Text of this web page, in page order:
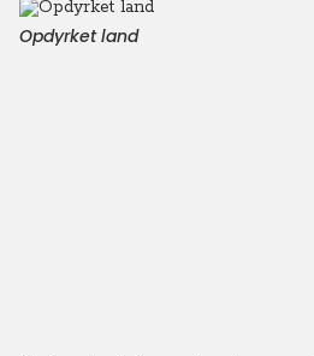
Opdyrket land